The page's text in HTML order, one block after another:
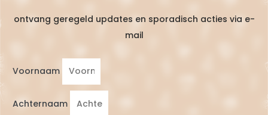
ontvang geregeld updates en sporadisch acties via e-
mail
Voornaam
Achternaam